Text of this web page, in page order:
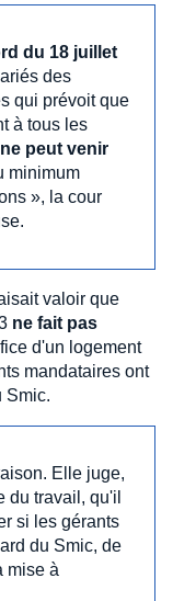
du 18 juillet
des
qui prévoit que
à tous les
ne peut venir
minimum
», la cour
valoir que
ne fait pas
d'un logement
mandataires ont
Smic.
Elle juge,
du travail, qu'il
si les gérants
du Smic, de
mise à